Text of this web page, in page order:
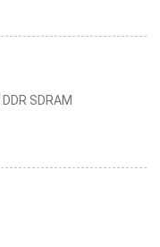
SDRAM